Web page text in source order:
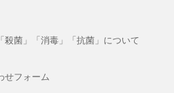
殺菌」「消毒」「抗菌」について
せフォーム